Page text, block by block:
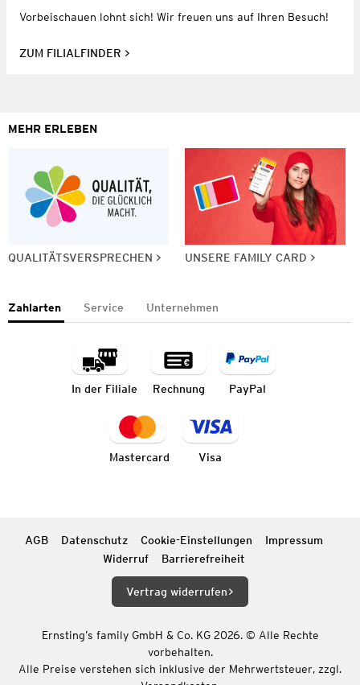
Vorbeischauen lohnt sich! Wir freuen uns auf Ihren Besuch!
ZUM FILIALFINDER
MEHR ERLEBEN
QUALITÄTSVERSPRECHEN UNSERE FAMILY CARD
Zahlarten Service Unternehmen
In der Filiale Rechnung PayPal
Mastercard Visa
AGB Datenschutz Cookie-Einstellungen
Impressum
Widerruf
Barrierefreiheit
Vertrag widerrufen
Ernsting’s family GmbH & Co. KG 2026. © Alle Rechte
vorbehalten.
Alle Preise verstehen sich inklusive der Mehrwertsteuer, zzgl.